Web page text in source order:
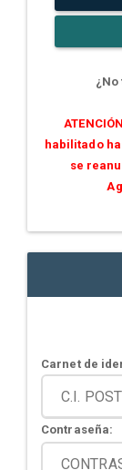
habilitado
se
Carnet de
Contraseña: